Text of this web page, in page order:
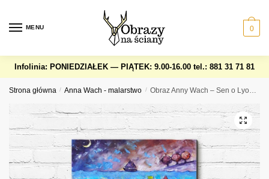
navigation
content
MENU 0
Infolinia: PONIEDZIAŁEK — PIĄTEK: 9.00-16.00 tel.: 881 31 71 81
Strona główna / Anna Wach - malarstwo / Obraz Anny Wach – Sen o Lyonesse